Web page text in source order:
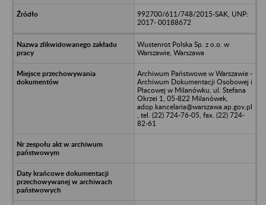
992700/611/748/2015-SAK, UNP:
2017- 00188672
Wustenrot Polska Sp. z o.o. w
Warszawie, Warszawa
Archiwum Państwowe w Warszawie -
Archiwum Dokumentacji Osobowej i
Płacowej w Milanówku, ul. Stefana
Okrzei 1, 05-822 Milanówek,
adop.kancelaria@warszawa.ap.gov.pl
, tel. (22) 724-76-05, fax. (22) 724-
82-61